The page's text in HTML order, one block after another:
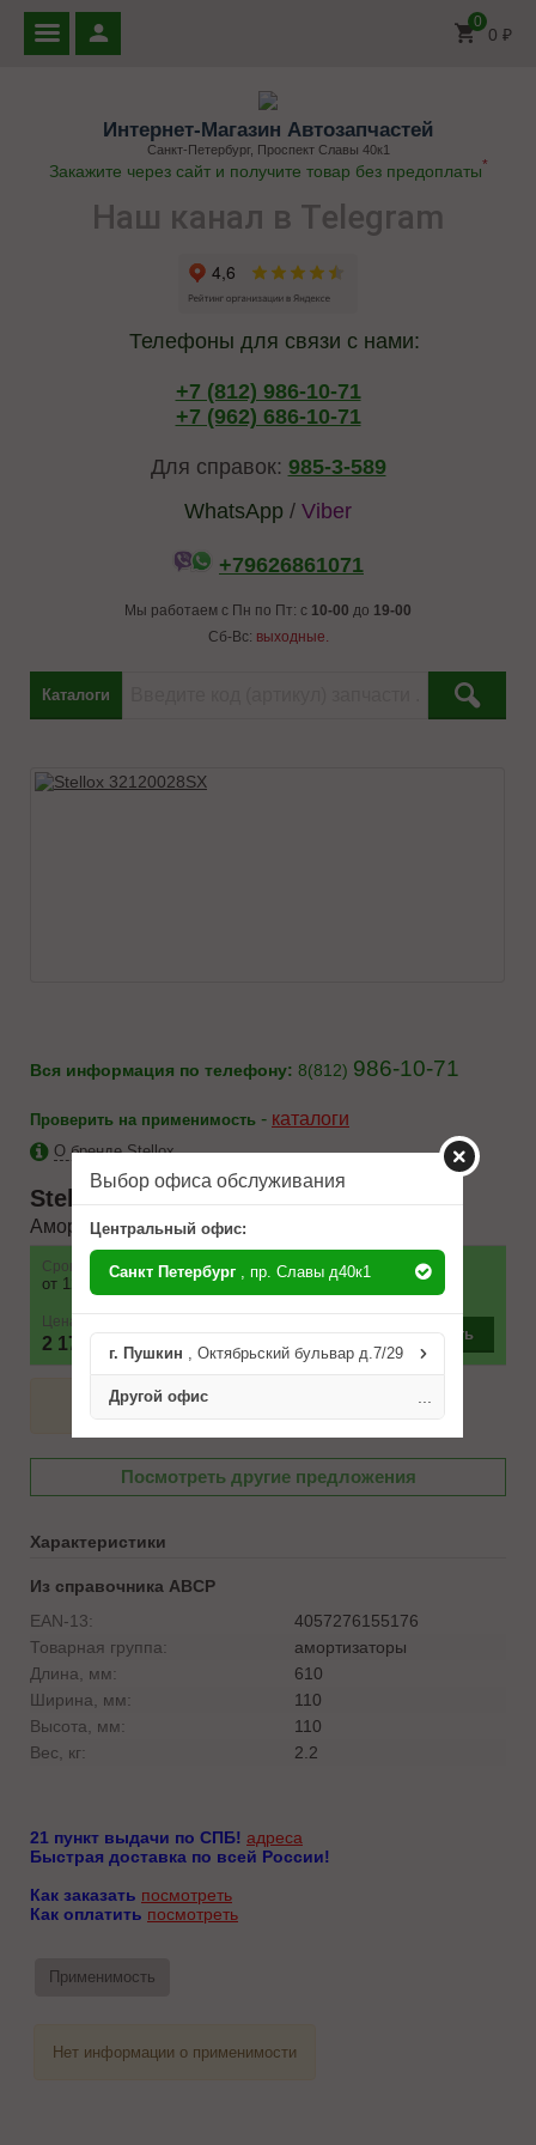
0
0 ₽
Интернет-Магазин Автозапчастей
Санкт-Петербург, Проспект Славы 40к1
Закажите через сайт и получите товар без предоплаты*
Наш канал в Telegram
Телефоны для связи с нами:
+7 (812) 986-10-71
+7 (962) 686-10-71
Для справок: 985-3-589
WhatsApp / Viber
+79626861071
Мы работаем с Пн по Пт: с 10-00 до 19-00
Сб-Вс: выходные.
Каталоги
Вся информация по телефону: 8(812) 986-10-71
Проверить на применимость - каталоги
О бренде Stellox
Stellox 32120028SX
Амортизатор зад.газ Audi 80/90 ex Quatt
Срок
от 12 до 24 часов
Наличие
1 шт.
Условие поставки
Цена
2 170 ₽ Купить
Посмотреть другие предложения
Характеристики
Из справочника ABCP
EAN-13:
4057276155176
Товарная группа:
амортизаторы
Длина, мм:
610
Ширина, мм:
110
Высота, мм:
110
Вес, кг:
2.2
21 пункт выдачи по СПБ! адреса
Быстрая доставка по всей России!
Как заказать посмотреть
Как оплатить посмотреть
Применимость
Нет информации о применимости
Выбор офиса обслуживания
Центральный офис:
Санкт Петербург , пр. Славы д40к1
г. Пушкин , Октябрьский бульвар д.7/29
Другой офис